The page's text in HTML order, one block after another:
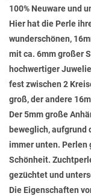
100% Neuware und
Hier hat die Perle
wunderschönen,
mit ca. 6mm großer
hochwertiger
fest zwischen 2
groß, der andere
Der 5mm große
beweglich, aufgrund
immer unten. Perlen
Schönheit.
gezüchtet und
Die Eigenschaften